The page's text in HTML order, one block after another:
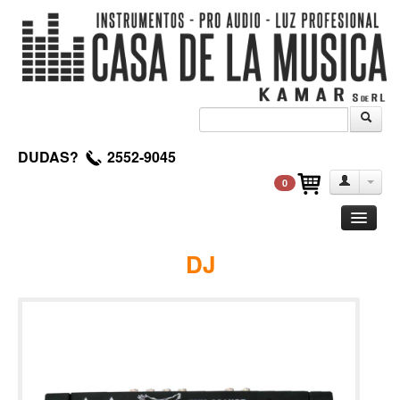
DUDAS? 2552-9045
0
Pedales de efectos
DJ